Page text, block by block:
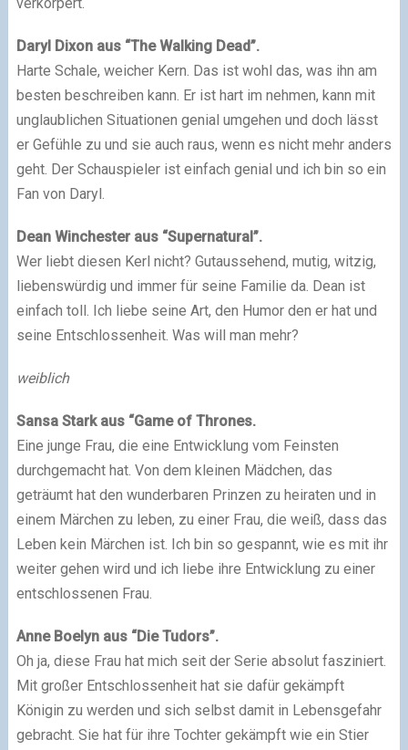
Daryl Dixon aus “The Walking Dead”.
Harte Schale, weicher Kern. Das ist wohl das, was ihn am
besten beschreiben kann. Er ist hart im nehmen, kann mit
unglaublichen Situationen genial umgehen und doch lässt
er Gefühle zu und sie auch raus, wenn es nicht mehr anders
geht. Der Schauspieler ist einfach genial und ich bin so ein
Fan von Daryl.
Dean Winchester aus “Supernatural”.
Wer liebt diesen Kerl nicht? Gutaussehend, mutig, witzig,
liebenswürdig und immer für seine Familie da. Dean ist
einfach toll. Ich liebe seine Art, den Humor den er hat und
seine Entschlossenheit. Was will man mehr?
weiblich
Sansa Stark aus “Game of Thrones.
Eine junge Frau, die eine Entwicklung vom Feinsten
durchgemacht hat. Von dem kleinen Mädchen, das
geträumt hat den wunderbaren Prinzen zu heiraten und in
einem Märchen zu leben, zu einer Frau, die weiß, dass das
Leben kein Märchen ist. Ich bin so gespannt, wie es mit ihr
weiter gehen wird und ich liebe ihre Entwicklung zu einer
entschlossenen Frau.
Anne Boelyn aus “Die Tudors”.
Oh ja, diese Frau hat mich seit der Serie absolut fasziniert.
Mit großer Entschlossenheit hat sie dafür gekämpft
Königin zu werden und sich selbst damit in Lebensgefahr
gebracht. Sie hat für ihre Tochter gekämpft wie ein Stier